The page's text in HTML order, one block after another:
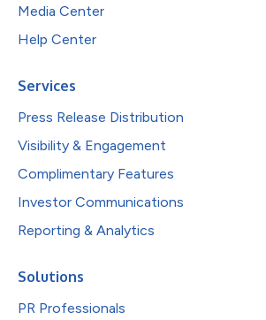
Media Center
Help Center
Services
Press Release Distribution
Visibility & Engagement
Complimentary Features
Investor Communications
Reporting & Analytics
Solutions
PR Professionals